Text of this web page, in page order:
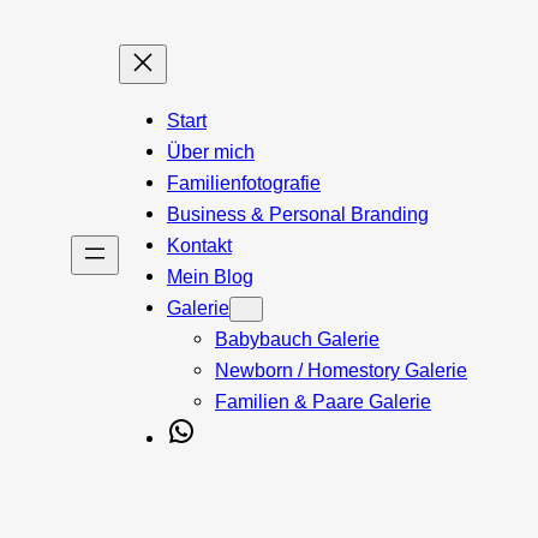
Start
Über mich
Familienfotografie
Business & Personal Branding
Kontakt
Mein Blog
Galerie
Babybauch Galerie
Newborn / Homestory Galerie
Familien & Paare Galerie
WhatsApp